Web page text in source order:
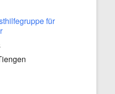
für